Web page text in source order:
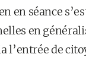
en séance
en
l’entrée de